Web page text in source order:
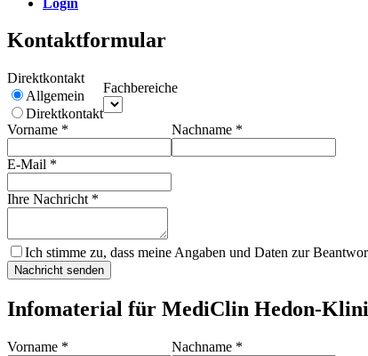
Kontaktformular
Direktkontakt
Allgemein
Direktkontakt
Fachbereiche
Vorname * Nachname *
E-Mail *
Ihre Nachricht *
Ich stimme zu, dass meine Angaben und Daten zur
Nachricht senden
Infomaterial für MediClin Hedon-
Vorname * Nachname *